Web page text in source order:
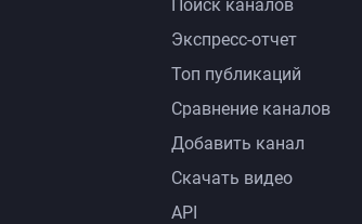
Поиск каналов
Экспресс-отчет
Топ публикаций
Сравнение каналов
Добавить канал
Скачать видео
API